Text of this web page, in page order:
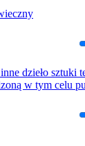
dzieło sztuki
w tym celu